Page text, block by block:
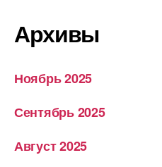
Архивы
Ноябрь 2025
Сентябрь 2025
Август 2025